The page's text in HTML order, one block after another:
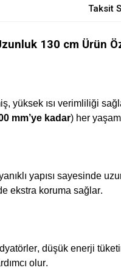
Taksit
130 cm Ürün
yüksek ısı verimliliği
mm’ye kadar) her
yapısı sayesinde
ekstra koruma sağlar.
düşük enerji
olur.